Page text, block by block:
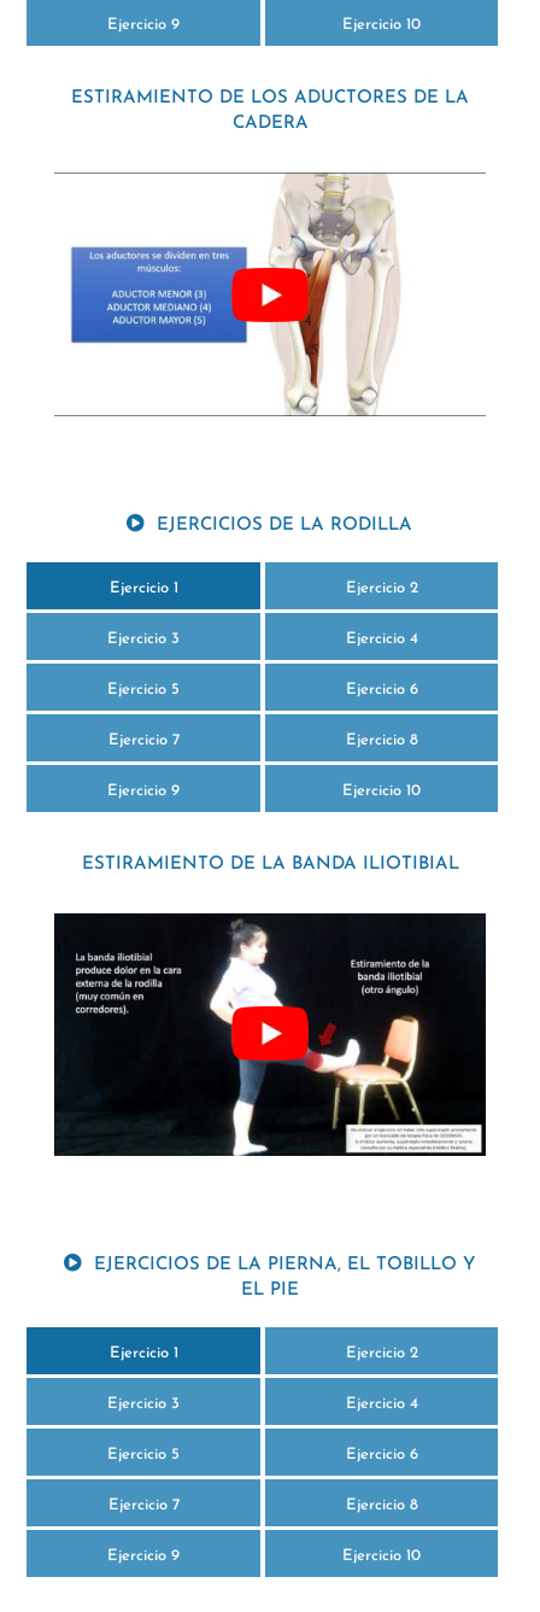
Ejercicio 9 Ejercicio 10
ESTIRAMIENTO DE LOS ADUCTORES DE LA
CADERA
EJERCICIOS DE LA RODILLA
Ejercicio 1 Ejercicio 2
Ejercicio 3 Ejercicio 4
Ejercicio 5 Ejercicio 6
Ejercicio 7 Ejercicio 8
Ejercicio 9 Ejercicio 10
ESTIRAMIENTO DE LA BANDA ILIOTIBIAL
EJERCICIOS DE LA PIERNA, EL TOBILLO Y
EL PIE
Ejercicio 1 Ejercicio 2
Ejercicio 3 Ejercicio 4
Ejercicio 5 Ejercicio 6
Ejercicio 7 Ejercicio 8
Ejercicio 9 Ejercicio 10